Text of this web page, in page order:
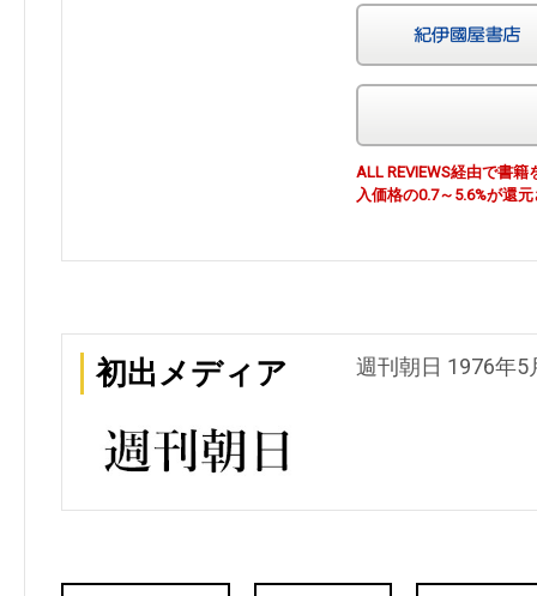
ALL REVIEWS経由で書
入価格の0.7～5.6%が還
初出メディア 週刊朝日 1976年5